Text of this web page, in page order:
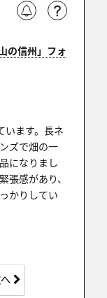
の信州」フォ
います。長ネ
ズで畑の一
になりまし
張感があり、
かりしてい